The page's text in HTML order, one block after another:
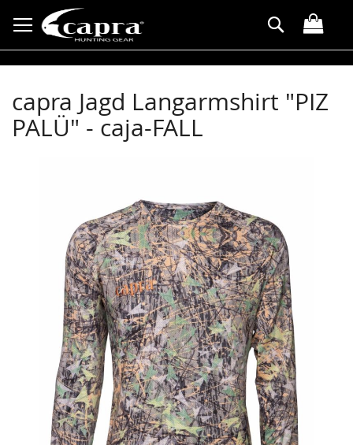
au
contenu
Rechercher
capra Jagd Langarmshirt "PIZ
PALÜ" - caja-FALL